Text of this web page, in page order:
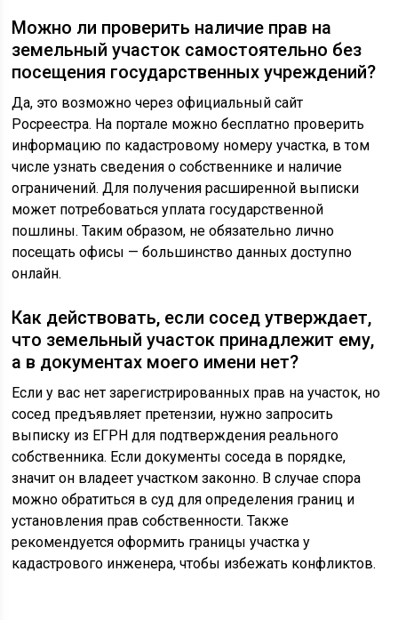
Можно ли проверить наличие прав на
земельный участок самостоятельно без
посещения государственных учреждений?
Да, это возможно через официальный сайт
Росреестра. На портале можно бесплатно проверить
информацию по кадастровому номеру участка, в том
числе узнать сведения о собственнике и наличие
ограничений. Для получения расширенной выписки
может потребоваться уплата государственной
пошлины. Таким образом, не обязательно лично
посещать офисы — большинство данных доступно
онлайн.
Как действовать, если сосед утверждает,
что земельный участок принадлежит ему,
а в документах моего имени нет?
Если у вас нет зарегистрированных прав на участок, но
сосед предъявляет претензии, нужно запросить
выписку из ЕГРН для подтверждения реального
собственника. Если документы соседа в порядке,
значит он владеет участком законно. В случае спора
можно обратиться в суд для определения границ и
установления прав собственности. Также
рекомендуется оформить границы участка у
кадастрового инженера, чтобы избежать конфликтов.